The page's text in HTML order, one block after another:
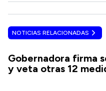
NOTICIAS RELACIONADAS
Gobernadora firma
y veta otras 12